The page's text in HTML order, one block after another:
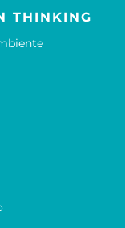
THINKING